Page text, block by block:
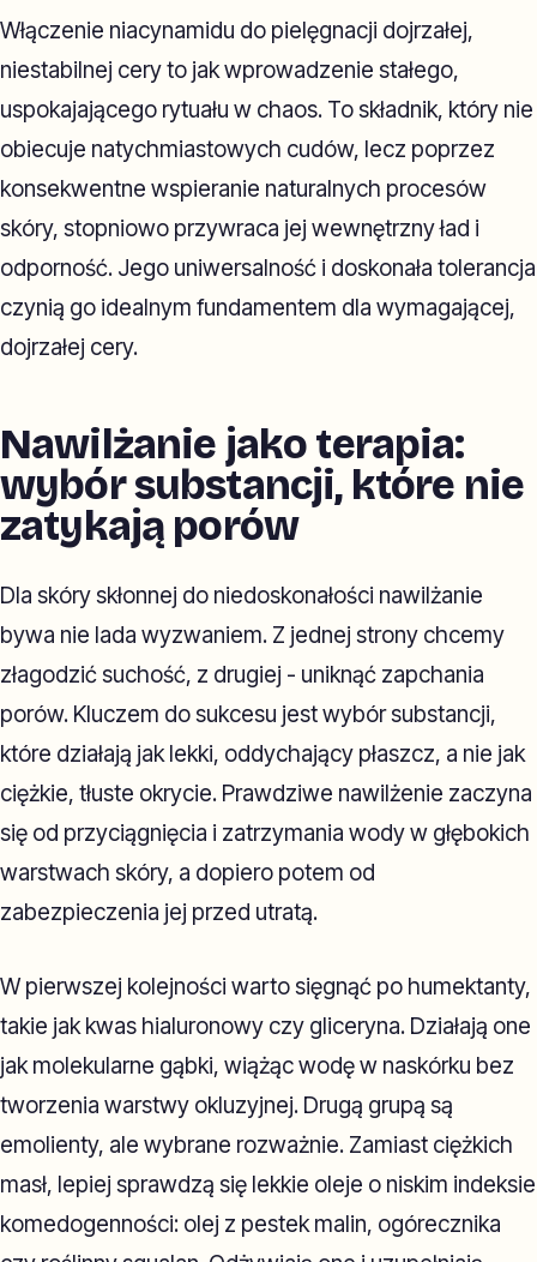
Włączenie niacynamidu do pielęgnacji dojrzałej,
niestabilnej cery to jak wprowadzenie stałego,
uspokajającego rytuału w chaos. To składnik, który nie
obiecuje natychmiastowych cudów, lecz poprzez
konsekwentne wspieranie naturalnych procesów
skóry, stopniowo przywraca jej wewnętrzny ład i
odporność. Jego uniwersalność i doskonała tolerancja
czynią go idealnym fundamentem dla wymagającej,
dojrzałej cery.
Nawilżanie jako terapia:
wybór substancji, które nie
zatykają porów
Dla skóry skłonnej do niedoskonałości nawilżanie
bywa nie lada wyzwaniem. Z jednej strony chcemy
złagodzić suchość, z drugiej - uniknąć zapchania
porów. Kluczem do sukcesu jest wybór substancji,
które działają jak lekki, oddychający płaszcz, a nie jak
ciężkie, tłuste okrycie. Prawdziwe nawilżenie zaczyna
się od przyciągnięcia i zatrzymania wody w głębokich
warstwach skóry, a dopiero potem od
zabezpieczenia jej przed utratą.
W pierwszej kolejności warto sięgnąć po humektanty,
takie jak kwas hialuronowy czy gliceryna. Działają one
jak molekularne gąbki, wiążąc wodę w naskórku bez
tworzenia warstwy okluzyjnej. Drugą grupą są
emolienty, ale wybrane rozważnie. Zamiast ciężkich
masł, lepiej sprawdzą się lekkie oleje o niskim indeksie
komedogenności: olej z pestek malin, ogórecznika